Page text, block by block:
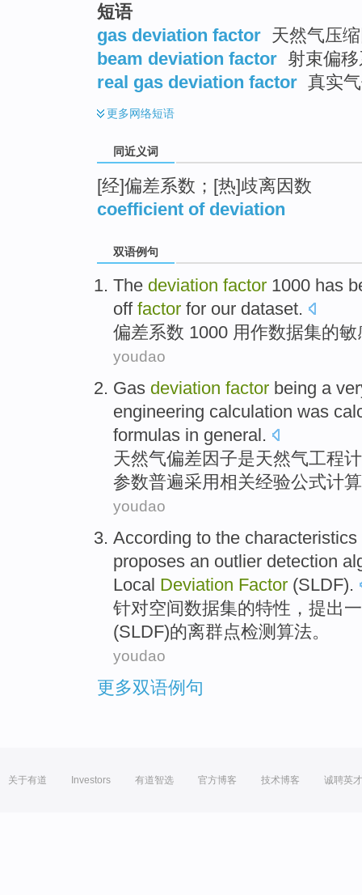
短语
gas deviation factor 天然气压
beam deviation factor 射束偏
real gas deviation factor 真实
更多网络短语
同近义词
[经]偏差系数；[热]歧离因数
coefficient of deviation
双语例句
The deviation factor 1000 has
off factor for our dataset.
偏差系数 1000 用作数据集的敏
youdao
Gas deviation factor being a
engineering calculation was
formulas in general.
天然气偏差因子是天然气工程
参数普遍采用相关经验公式计算
youdao
According to the characteristics
proposes an outlier detection
Local Deviation Factor (SLDF).
针对空间数据集的特性 ， 提出一
(SLDF)的离群点检测 算法。
youdao
更多双语例句
关于有道 Investors 有道智选 官方博客 技术博客 诚聘英才